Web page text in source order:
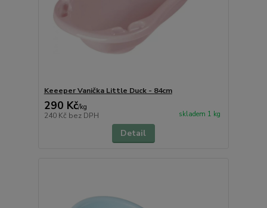
Keeeper Vanička Little Duck - 84cm
290 Kč/kg
240 Kč bez DPH skladem 1 kg
Detail